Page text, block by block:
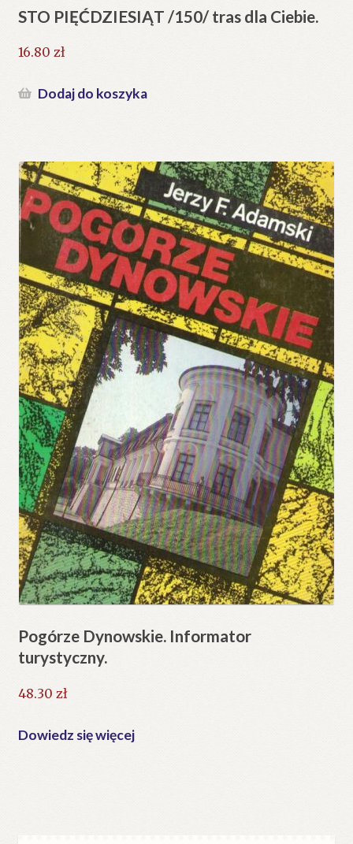
STO PIĘĆDZIESIĄT /150/ tras dla Ciebie.
16.80 zł
Dodaj do koszyka
Pogórze Dynowskie. Informator
turystyczny.
48.30 zł
Dowiedz się więcej